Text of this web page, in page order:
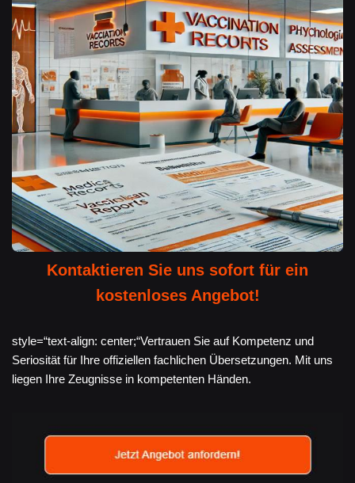
Kontaktieren Sie uns sofort für ein
kostenloses Angebot!
style=“text-align: center;“Vertrauen Sie auf Kompetenz und
Seriosität für Ihre offiziellen fachlichen Übersetzungen. Mit uns
liegen Ihre Zeugnisse in kompetenten Händen.